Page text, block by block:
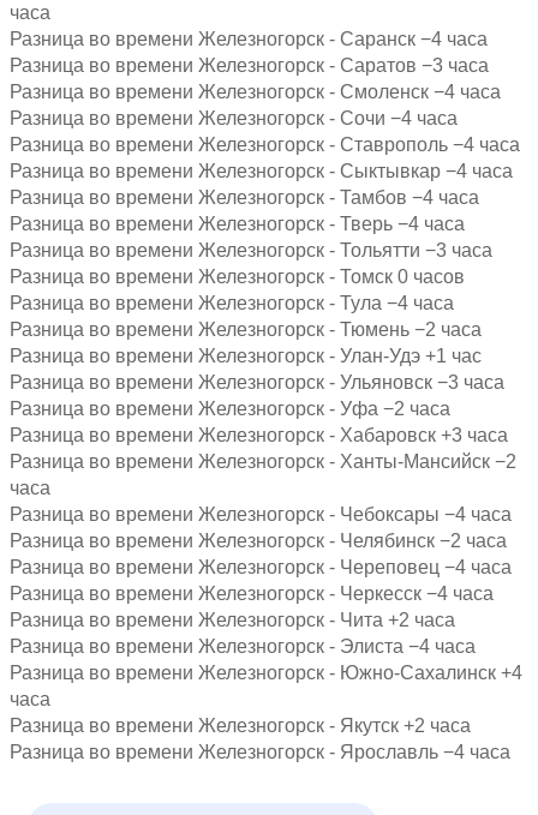
часа
Разница во времени Железногорск - Саранск −4 часа
Разница во времени Железногорск - Саратов −3 часа
Разница во времени Железногорск - Смоленск −4 часа
Разница во времени Железногорск - Сочи −4 часа
Разница во времени Железногорск - Ставрополь −4 часа
Разница во времени Железногорск - Сыктывкар −4 часа
Разница во времени Железногорск - Тамбов −4 часа
Разница во времени Железногорск - Тверь −4 часа
Разница во времени Железногорск - Тольятти −3 часа
Разница во времени Железногорск - Томск 0 часов
Разница во времени Железногорск - Тула −4 часа
Разница во времени Железногорск - Тюмень −2 часа
Разница во времени Железногорск - Улан-Удэ +1 час
Разница во времени Железногорск - Ульяновск −3 часа
Разница во времени Железногорск - Уфа −2 часа
Разница во времени Железногорск - Хабаровск +3 часа
Разница во времени Железногорск - Ханты-Мансийск −2
часа
Разница во времени Железногорск - Чебоксары −4 часа
Разница во времени Железногорск - Челябинск −2 часа
Разница во времени Железногорск - Череповец −4 часа
Разница во времени Железногорск - Черкесск −4 часа
Разница во времени Железногорск - Чита +2 часа
Разница во времени Железногорск - Элиста −4 часа
Разница во времени Железногорск - Южно-Сахалинск +4
часа
Разница во времени Железногорск - Якутск +2 часа
Разница во времени Железногорск - Ярославль −4 часа